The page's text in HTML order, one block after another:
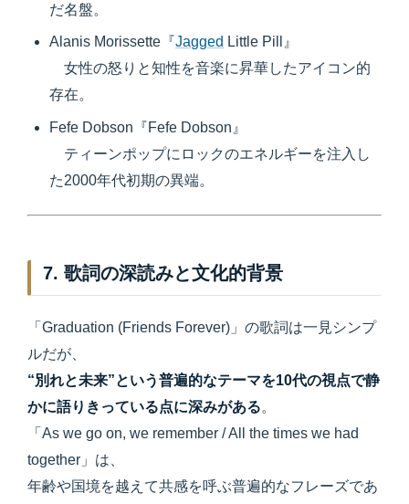
だ名盤。
Alanis Morissette『Jagged Little Pill』
女性の怒りと知性を音楽に昇華したアイコン的
存在。
Fefe Dobson『Fefe Dobson』
ティーンポップにロックのエネルギーを注入し
た2000年代初期の異端。
7. 歌詞の深読みと文化的背景
「Graduation (Friends Forever)」の歌詞は一見シンプ
ルだが、
“別れと未来”という普遍的なテーマを10代の視点で静
かに語りきっている点に深みがある。
「As we go on, we remember / All the times we had
together」は、
年齢や国境を越えて共感を呼ぶ普遍的なフレーズであ